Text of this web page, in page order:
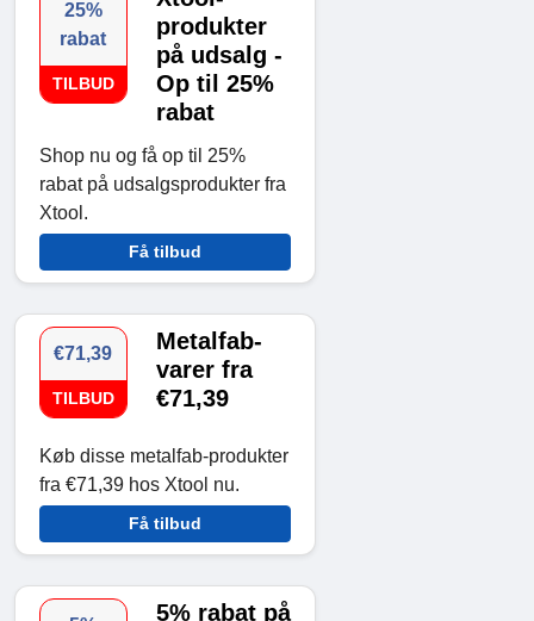
25%
rabat
TILBUD
produkter
på udsalg -
Op til 25%
rabat
Shop nu og få op til 25%
rabat på udsalgsprodukter fra
Xtool.
Få tilbud
€71,39
TILBUD
Metalfab-
varer fra
€71,39
Køb disse metalfab-produkter
fra €71,39 hos Xtool nu.
Få tilbud
5% rabat på